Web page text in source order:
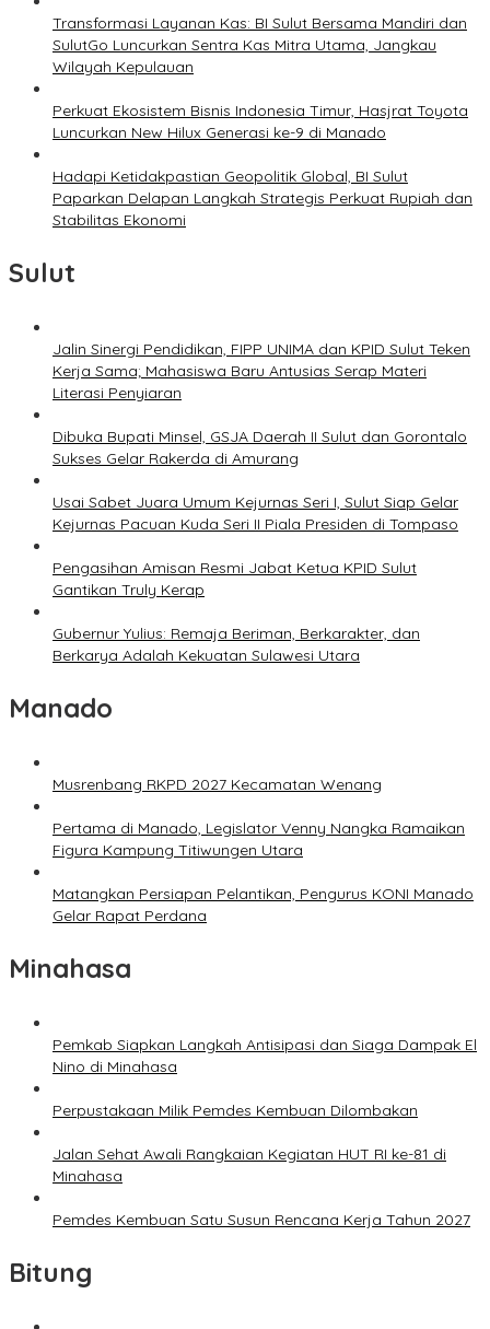
Transformasi Layanan Kas: BI Sulut Bersama Mandiri dan
SulutGo Luncurkan Sentra Kas Mitra Utama, Jangkau
Wilayah Kepulauan
Perkuat Ekosistem Bisnis Indonesia Timur, Hasjrat Toyota
Luncurkan New Hilux Generasi ke-9 di Manado
Hadapi Ketidakpastian Geopolitik Global, BI Sulut
Paparkan Delapan Langkah Strategis Perkuat Rupiah dan
Stabilitas Ekonomi
Sulut
Jalin Sinergi Pendidikan, FIPP UNIMA dan KPID Sulut Teken
Kerja Sama; Mahasiswa Baru Antusias Serap Materi
Literasi Penyiaran
Dibuka Bupati Minsel, GSJA Daerah II Sulut dan Gorontalo
Sukses Gelar Rakerda di Amurang
Usai Sabet Juara Umum Kejurnas Seri I, Sulut Siap Gelar
Kejurnas Pacuan Kuda Seri II Piala Presiden di Tompaso
Pengasihan Amisan Resmi Jabat Ketua KPID Sulut
Gantikan Truly Kerap
Gubernur Yulius: Remaja Beriman, Berkarakter, dan
Berkarya Adalah Kekuatan Sulawesi Utara
Manado
Musrenbang RKPD 2027 Kecamatan Wenang
Pertama di Manado, Legislator Venny Nangka Ramaikan
Figura Kampung Titiwungen Utara
Matangkan Persiapan Pelantikan, Pengurus KONI Manado
Gelar Rapat Perdana
Minahasa
Pemkab Siapkan Langkah Antisipasi dan Siaga Dampak El
Nino di Minahasa
Perpustakaan Milik Pemdes Kembuan Dilombakan
Jalan Sehat Awali Rangkaian Kegiatan HUT RI ke-81 di
Minahasa
Pemdes Kembuan Satu Susun Rencana Kerja Tahun 2027
Bitung